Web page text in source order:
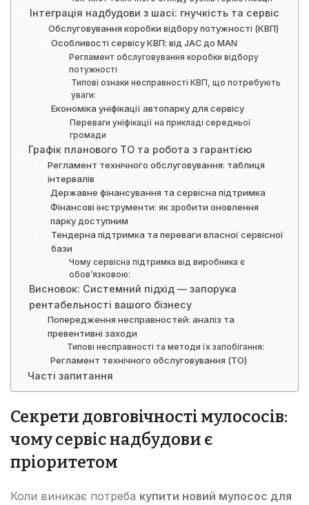
Інтеграція надбудови з шасі: гнучкість та сервіс
Обслуговування коробки відбору потужності (КВП)
Особливості сервісу КВП: від JAC до MAN
Регламент обслуговування коробки відбору
потужності
Типові ознаки несправності КВП, що потребують
уваги:
Економіка уніфікації автопарку для сервісу
Переваги уніфікації на прикладі середньої
громади
Графік планового ТО та робота з гарантією
Регламент технічного обслуговування: таблиця
інтервалів
Державне фінансування та сервісна підтримка
Фінансові інструменти: як зробити оновлення
парку доступним
Тендерна підтримка та переваги власної сервісної
бази
Чому сервісна підтримка від виробника є
обов’язковою:
Висновок: Системний підхід — запорука
рентабельності вашого бізнесу
Попередження несправностей: аналіз та
превентивні заходи
Типові несправності та методи їх запобігання:
Регламент технічного обслуговування (ТО)
Часті запитання
Секрети довговічності мулососів:
чому сервіс надбудови є
пріоритетом
Коли виникає потреба купити новий мулосос для